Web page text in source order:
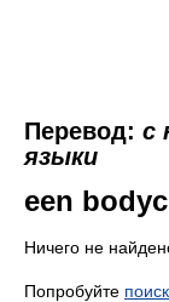
Перевод: с
языки
een
Ничего не
Попробуйте